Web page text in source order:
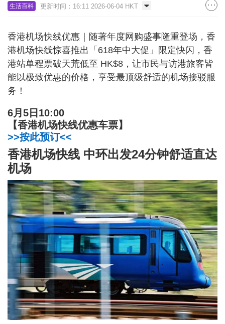
生活百科 更新时间：16:11 2026-06-04 HKT
香港机场快线优惠｜随著年度网购盛事隆重登场，香
港机场快线惊喜推出「618年中大促」限定快闪，香
港站单程票破天荒低至 HK$8，让市民与访港旅客皆
能以极致优惠的价格，享受最顶级舒适的机场接驳服
务！
6月5日10:00
【香港机场快线优惠车票】
>>按此预订<<
香港机场快线 中环出发24分钟舒适直达
机场